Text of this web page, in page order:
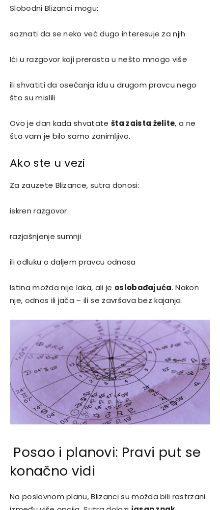
Slobodni Blizanci mogu:
saznati da se neko već dugo interesuje za njih
Ići u razgovor koji prerasta u nešto mnogo više
ili shvatiti da osećanja idu u drugom pravcu nego
što su mislili
Ovo je dan kada shvatate šta zaista želite, a ne
šta vam je bilo samo zanimljivo.
Ako ste u vezi
Za zauzete Blizance, sutra donosi:
iskren razgovor
razjašnjenje sumnji
ili odluku o daljem pravcu odnosa
Istina možda nije laka, ali je oslobađajuća. Nakon
nje, odnos ili jača – ili se završava bez kajanja.
Posao i planovi: Pravi put se
konačno vidi
Na poslovnom planu, Blizanci su možda bili rastrzani